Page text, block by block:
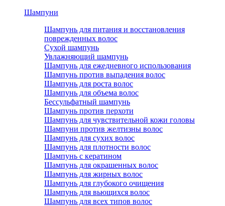
Шампуни
Шампунь для питания и восстановления
поврежденных волос
Сухой шампунь
Увлажняющий шампунь
Шампунь для ежедневного использования
Шампунь против выпадения волос
Шампунь для роста волос
Шампунь для объема волос
Бессульфатный шампунь
Шампунь против перхоти
Шампунь для чувствительной кожи головы
Шампуни против желтизны волос
Шампунь для сухих волос
Шампунь для плотности волос
Шампунь с кератином
Шампунь для окрашенных волос
Шампунь для жирных волос
Шампунь для глубокого очищения
Шампунь для вьющихся волос
Шампунь для всех типов волос